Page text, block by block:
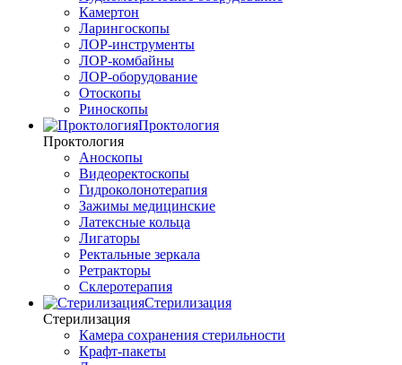
Камертон
Ларингоскопы
ЛОР-инструменты
ЛОР-комбайны
ЛОР-оборудование
Отоскопы
Риноскопы
Проктология
Проктология
Аноскопы
Видеоректоскопы
Гидроколонотерапия
Зажимы медицинские
Латексные кольца
Лигаторы
Ректальные зеркала
Ретракторы
Склеротерапия
Стерилизация
Стерилизация
Камера сохранения стерильности
Крафт-пакеты